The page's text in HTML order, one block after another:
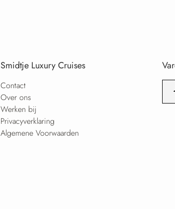
Smidtje Luxury Cruises
Contact
Over ons
Werken bij
Privacyverklaring
Algemene Voorwaarden